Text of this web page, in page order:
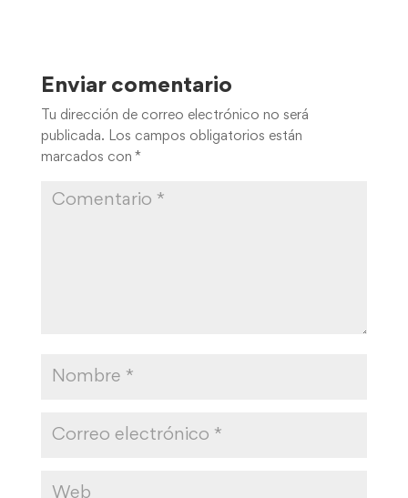
Enviar comentario
Tu dirección de correo electrónico no será
publicada. Los campos obligatorios están
marcados con *